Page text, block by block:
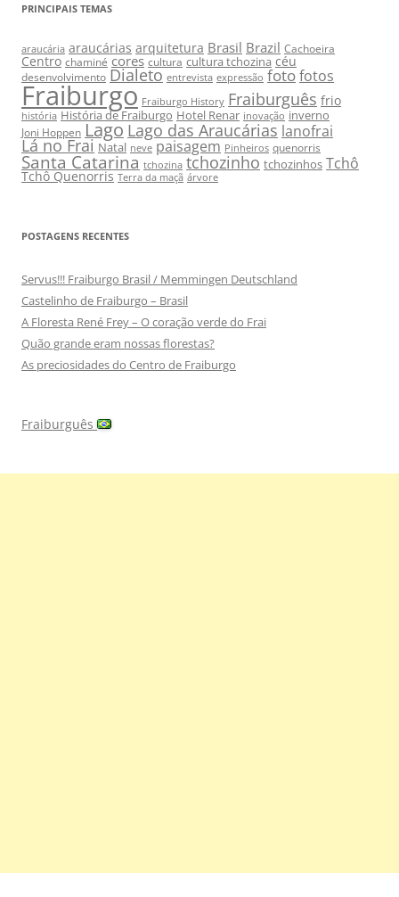
PRINCIPAIS TEMAS
araucária araucárias arquitetura Brasil Brazil Cachoeira
Centro chaminé cores cultura cultura tchozina céu
desenvolvimento Dialeto entrevista expressão fotofotos
Fraiburgo Fraiburgo History Fraiburguês frio
história História de Fraiburgo Hotel Renar inovação inverno
Joni Hoppen Lago Lago das Araucárias lanofrai
Lá no Frai Natal neve paisagem Pinheiros quenorris
Santa Catarina tchozina tchozinho tchozinhos Tchô
Tchô Quenorris Terra da maçã árvore
POSTAGENS RECENTES
Servus!!! Fraiburgo Brasil / Memmingen Deutschland
Castelinho de Fraiburgo – Brasil
A Floresta René Frey – O coração verde do Frai
Quão grande eram nossas florestas?
As preciosidades do Centro de Fraiburgo
Fraiburguês